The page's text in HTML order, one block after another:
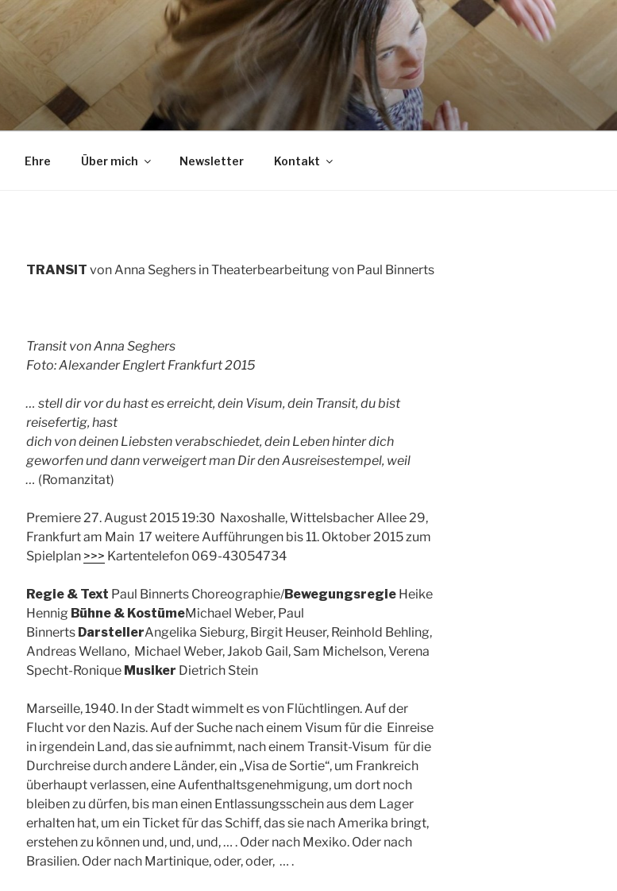
Ehre Über mich Newsletter Kontakt
TRANSIT von Anna Seghers in Theaterbearbeitung von Paul Binnerts
Transit von Anna Seghers
Foto: Alexander Englert Frankfurt 2015
… stell dir vor du hast es erreicht, dein Visum, dein Transit, du bist
reisefertig, hast
dich von deinen Liebsten verabschiedet, dein Leben hinter dich
geworfen und dann verweigert man Dir den Ausreisestempel, weil
… (Romanzitat)
Premiere 27. August 2015 19:30 Naxoshalle, Wittelsbacher Allee 29,
Frankfurt am Main 17 weitere Aufführungen bis 11. Oktober 2015 zum
Spielplan >>> Kartentelefon 069-43054734
Regie & Text Paul Binnerts Choreographie/BewegungsregieHeike
Hennig Bühne & KostümeMichael Weber, Paul
Binnerts DarstellerAngelika Sieburg, Birgit Heuser, Reinhold Behling,
Andreas Wellano, Michael Weber, Jakob Gail, Sam Michelson, Verena
Specht-Ronique Musiker Dietrich Stein
Marseille, 1940. In der Stadt wimmelt es von Flüchtlingen. Auf der
Flucht vor den Nazis. Auf der Suche nach einem Visum für die Einreise
in irgendein Land, das sie aufnimmt, nach einem Transit-Visum für die
Durchreise durch andere Länder, ein „Visa de Sortie“, um Frankreich
überhaupt verlassen, eine Aufenthaltsgenehmigung, um dort noch
bleiben zu dürfen, bis man einen Entlassungsschein aus dem Lager
erhalten hat, um ein Ticket für das Schiff, das sie nach Amerika bringt,
erstehen zu können und, und, und, … . Oder nach Mexiko. Oder nach
Brasilien. Oder nach Martinique, oder, oder, … .